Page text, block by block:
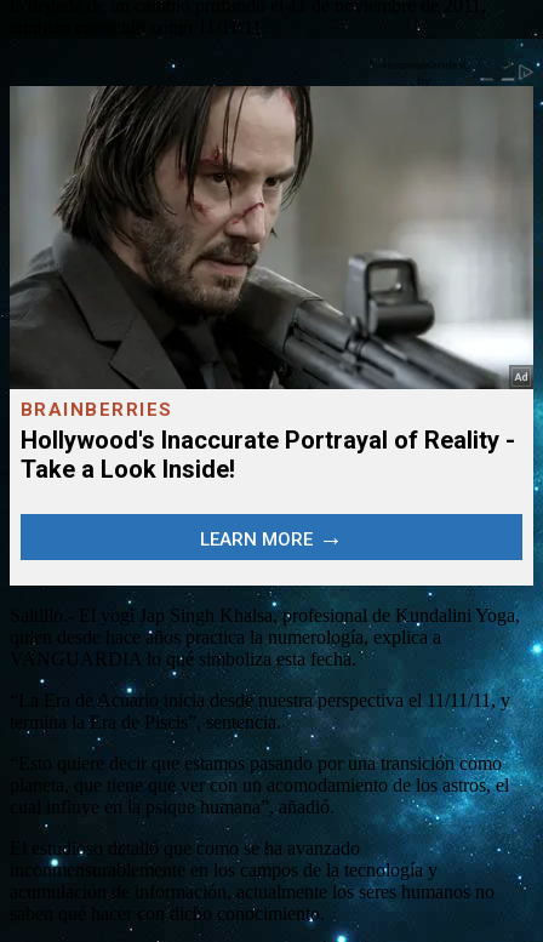
la llegada de un cambio profundo el 11 de noviembre de 2011,
también conocido como 11/11/11.
Saltillo.- El yogi Jap Singh Khalsa, profesional de Kundalini Yoga,
quien desde hace años practica la numerología, explica a
VANGUARDIA lo qué simboliza esta fecha.
“La Era de Acuario inicia desde nuestra perspectiva el 11/11/11, y
termina la Era de Piscis”, sentencia.
“Esto quiere decir que estamos pasando por una transición como
planeta, que tiene que ver con un acomodamiento de los astros, el
cual influye en la psique humana”, añadió.
El estudioso detalló que como se ha avanzado
inconmensurablemente en los campos de la tecnología y
acumulación de información, actualmente los seres humanos no
saben qué hacer con dicho conocimiento.